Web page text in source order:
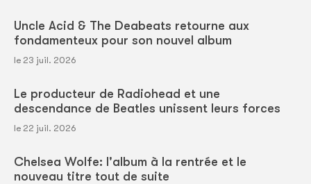
Uncle Acid & The Deabeats retourne aux
fondamenteux pour son nouvel album
le 23 juil. 2026
Le producteur de Radiohead et une
descendance de Beatles unissent leurs forces
le 22 juil. 2026
Chelsea Wolfe: l'album à la rentrée et le
nouveau titre tout de suite